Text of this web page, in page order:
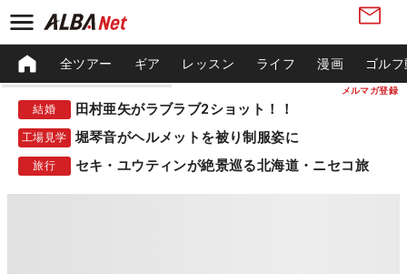
メルマガ登録
全ツアー ギア レッスン ライフ 漫画 ゴル
結婚 田村亜矢がラブラブ2ショット！！
工場見学 堀琴音がヘルメットを被り制服姿に
旅行 セキ・ユウティンが絶景巡る北海道・ニセコ旅